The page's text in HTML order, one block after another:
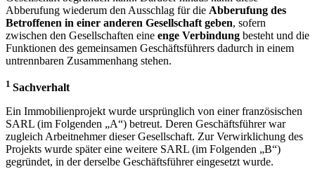
Abberufung wiederum den Ausschlag für die Abberufung des
Betroffenen in einer anderen Gesellschaft geben, sofern
zwischen den Gesellschaften eine enge Verbindung besteht und die
Funktionen des gemeinsamen Geschäftsführers dadurch in einem
untrennbaren Zusammenhang stehen.
1 Sachverhalt
Ein Immobilienprojekt wurde ursprünglich von einer französischen
SARL (im Folgenden „A“) betreut. Deren Geschäftsführer war
zugleich Arbeitnehmer dieser Gesellschaft. Zur Verwirklichung des
Projekts wurde später eine weitere SARL (im Folgenden „B“)
gegründet, in der derselbe Geschäftsführer eingesetzt wurde.